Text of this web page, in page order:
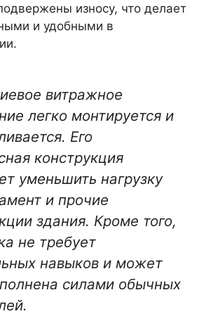
износу, что делает
и удобными в
витражное
легко монтируется и
Его
конструкция
уменьшить нагрузку
и прочие
здания. Кроме того,
не требует
навыков и может
силами обычных